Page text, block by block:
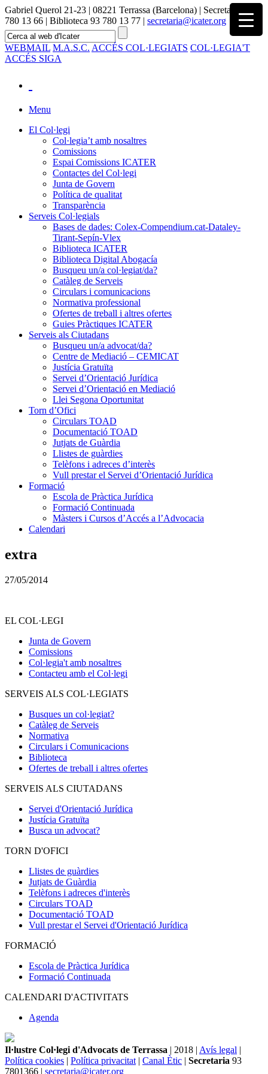
Gabriel Querol 21-23 | 08221 Terrassa (Barcelona) | Secretaria 93
780 13 66 | Biblioteca 93 780 13 77 | secretaria@icater.org
WEBMAIL M.A.S.C. ACCÉS COL·LEGIATS COL·LEGIA'T
ACCÉS SIGA
Menu
El Col·legi
Col·legia’t amb nosaltres
Comissions
Espai Comissions ICATER
Contactes del Col·legi
Junta de Govern
Política de qualitat
Transparència
Serveis Col·legials
Bases de dades: Colex-Compendium.cat-Dataley-
Tirant-Sepín-Vlex
Biblioteca ICATER
Biblioteca Digital Abogacía
Busqueu un/a col·legiat/da?
Catàleg de Serveis
Circulars i comunicacions
Normativa professional
Ofertes de treball i altres ofertes
Guies Pràctiques ICATER
Serveis als Ciutadans
Busqueu un/a advocat/da?
Centre de Mediació – CEMICAT
Justícia Gratuïta
Servei d’Orientació Jurídica
Servei d’Orientació en Mediació
Llei Segona Oportunitat
Torn d’Ofici
Circulars TOAD
Documentació TOAD
Jutjats de Guàrdia
Llistes de guàrdies
Telèfons i adreces d’interès
Vull prestar el Servei d’Orientació Jurídica
Formació
Escola de Pràctica Jurídica
Formació Continuada
Màsters i Cursos d’Accés a l’Advocacia
Calendari
extra
27/05/2014
EL COL·LEGI
Junta de Govern
Comissions
Col·legia't amb nosaltres
Contacteu amb el Col·legi
SERVEIS ALS COL·LEGIATS
Busques un col·legiat?
Catàleg de Serveis
Normativa
Circulars i Comunicacions
Biblioteca
Ofertes de treball i altres ofertes
SERVEIS ALS CIUTADANS
Servei d'Orientació Jurídica
Justícia Gratuïta
Busca un advocat?
TORN D'OFICI
Llistes de guàrdies
Jutjats de Guàrdia
Telèfons i adreces d'interès
Circulars TOAD
Documentació TOAD
Vull prestar el Servei d'Orientació Jurídica
FORMACIÓ
Escola de Pràctica Jurídica
Formació Continuada
CALENDARI D'ACTIVITATS
Agenda
Il·lustre Col·legi d'Advocats de Terrassa | 2018 | Avís legal |
Política cookies | Política privacitat | Canal Ètic | Secretaria 93
7801366 | secretaria@icater.org